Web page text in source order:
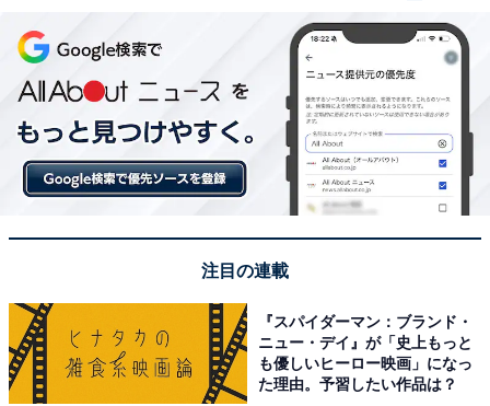
スリムな本体幅なので狭いスペースにもすっきりと
収まり大満足です
夜間や早朝に洗濯を済ませたい人や、すっきりしたデザ
インでまとめ洗いしたい人には、おすすめの商品といえ
そうです。
注目の連載
『スパイダーマン：ブランド・
ニュー・デイ』が「史上もっと
も優しいヒーロー映画」になっ
た理由。予習したい作品は？